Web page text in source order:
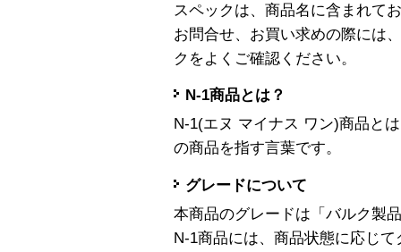
スペックは、商品名に含まれて
お問合せ、お買い求めの際には
クをよくご確認ください。
N-1商品とは？
N-1(エヌ マイナス ワン)商品と
の商品を指す言葉です。
グレードについて
本商品のグレードは「バルク製
N-1商品には、商品状態に応じ